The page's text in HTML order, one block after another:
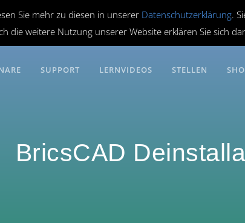
Sie mehr zu diesen in unserer Datenschutzerklärung.
die weitere Nutzung unserer Website erklären Sie sich
SUPPORT LERNVIDEOS STELLEN
BricsCAD